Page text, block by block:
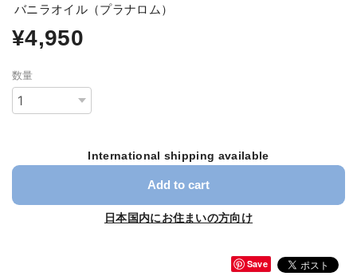
バニラオイル（プラナロム）
¥4,950
数量
International shipping available
Add to cart
日本国内にお住まいの方向け
Save